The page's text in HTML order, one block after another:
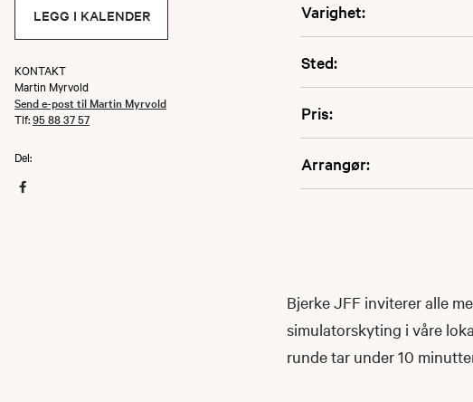
Varighet:
Sted:
Pris:
Arrangør:
LEGG I KALENDER
KONTAKT
Martin Myrvold
Send e-post til Martin Myrvold
Tlf:95 88 37 57
Del:
Bjerke JFF inviterer alle
simulatorskyting i våre
runde tar under 10